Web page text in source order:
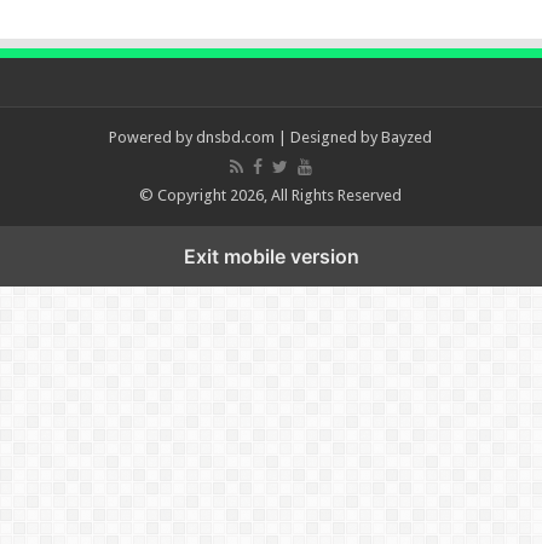
Powered by dnsbd.com | Designed byBayzed
© Copyright 2026, All Rights Reserved
Exit mobile version